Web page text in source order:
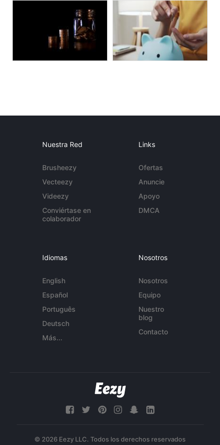
Nuestra Red
Brusheezy
Vecteezy
Videezy
Conviértase en
colaborador
Links
Ofertas
Anuncie
Apoyo
DMCA
Idiomas
English
Español
Português
Deutsch
Más...
Nosotros
Nosotros
Equipo
Nuestro
blog
Contacto
© 2026 Eezy LLC. Todos los derechos reservados